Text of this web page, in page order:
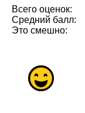
Всего оценок:
Средний балл:
Это смешно: